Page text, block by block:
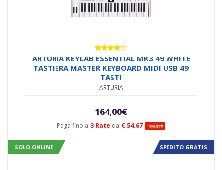
Paga fino a 3 Rate da € 54.67
Valutato
4.00su
5
ARTURIA KEYLAB ESSENTIAL MK3 49 WHITE
TASTIERA MASTER KEYBOARD MIDI USB 49
TASTI
ARTURIA
164,00€
SOLO ONLINE SPEDITO GRATIS